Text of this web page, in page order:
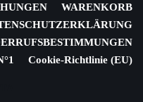
WARENKORB
Cookie-Richtlinie (EU)